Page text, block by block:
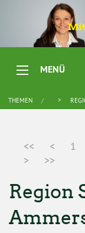
MENÜ
THEMEN
<< < 1
>
>>
Region